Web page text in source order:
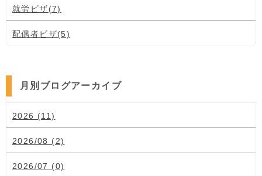
就労ビザ(7)
配偶者ビザ(5)
月別ブログアーカイブ
2026 (11)
2026/08 (2)
2026/07 (0)